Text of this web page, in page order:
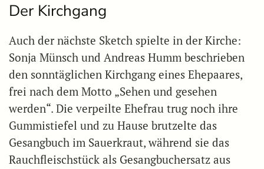
Der Kirchgang
Auch der nächste Sketch spielte in der Kirche:
Sonja Münsch und Andreas Humm beschrieben
den sonntäglichen Kirchgang eines Ehepaares,
frei nach dem Motto „Sehen und gesehen
werden“. Die verpeilte Ehefrau trug noch ihre
Gummistiefel und zu Hause brutzelte das
Gesangbuch im Sauerkraut, während sie das
Rauchfleischstück als Gesangbuchersatz aus